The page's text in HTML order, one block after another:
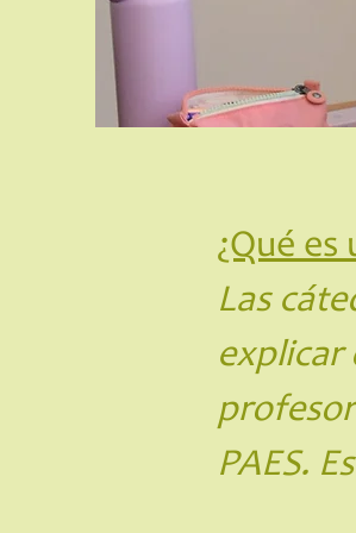
¿Qué es
Las
explicar
PAES.